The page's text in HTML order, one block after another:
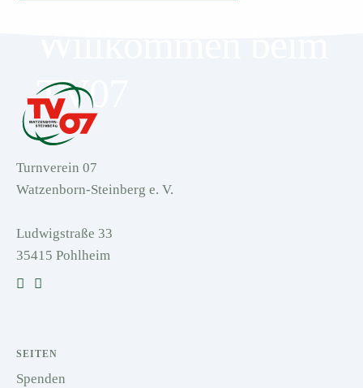
TV07
Turnverein 07
Watzenborn-Steinberg e. V.
Ludwigstraße 33
35415 Pohlheim
SEITEN
Spenden